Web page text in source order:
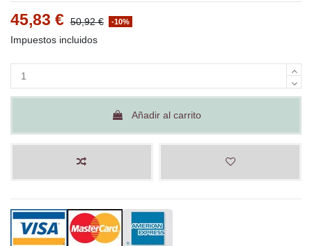
45,83 € 50,92 € -10%
Impuestos incluidos
Añadir al carrito